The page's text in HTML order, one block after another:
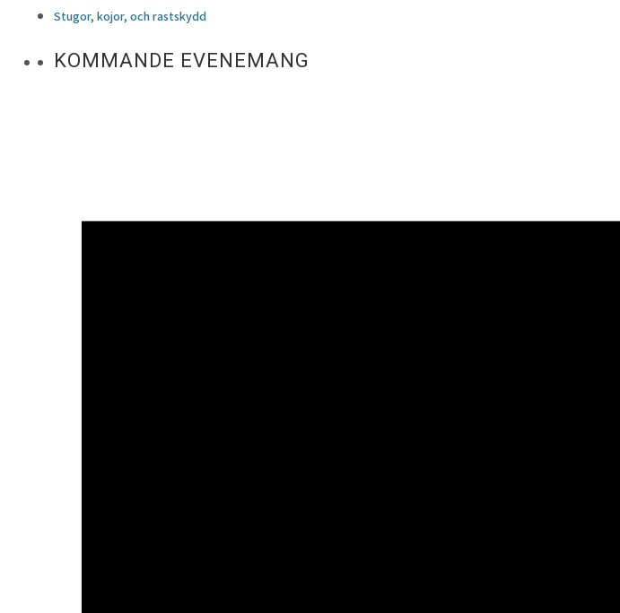
Stugor, kojor, och rastskydd
KOMMANDE EVENEMANG